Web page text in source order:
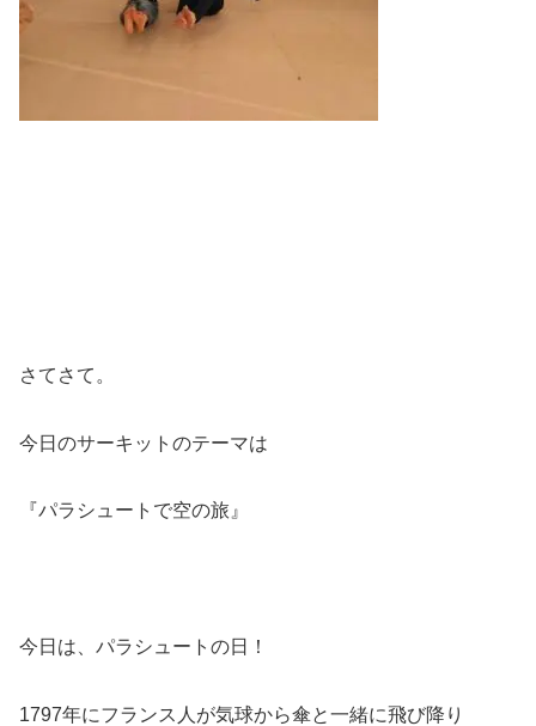
さてさて。
今日のサーキットのテーマは
『パラシュートで空の旅』
今日は、パラシュートの日！
1797年にフランス人が気球から傘と一緒に飛び降り